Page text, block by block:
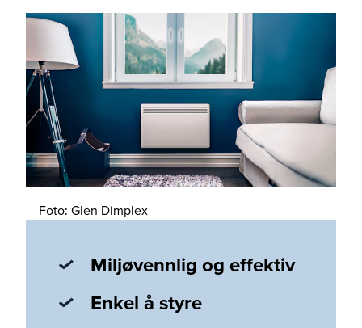
Foto: Glen Dimplex
Miljøvennlig og effektiv
Enkel å styre